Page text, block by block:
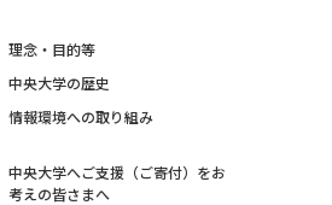
理念・目的等
中央大学の歴史
情報環境への取り組み
中央大学へご支援（ご寄付）をお
考えの皆さまへ